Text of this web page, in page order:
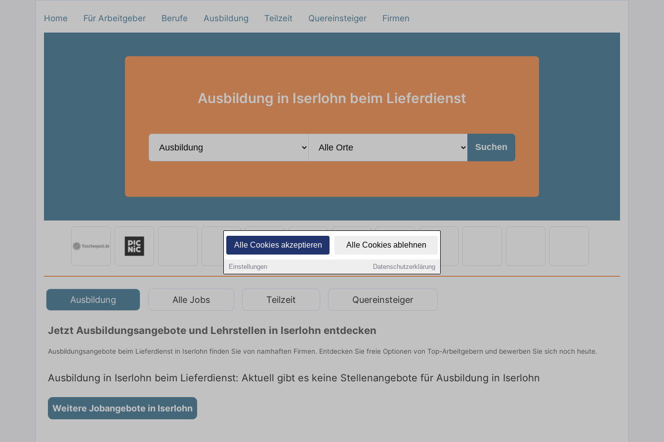
Alle Cookies akzeptieren Alle Cookies ablehnen
Einstellungen Datenschutzerklärung
Home Für Arbeitgeber Berufe Ausbildung Teilzeit Quereinsteiger Firmen
Ausbildung in Iserlohn beim Lieferdienst
Suchen
Ausbildung Alle Jobs Teilzeit Quereinsteiger
Jetzt Ausbildungsangebote und Lehrstellen in Iserlohn entdecken
Ausbildungsangebote beim Lieferdienst in Iserlohn finden Sie von namhaften Firmen. Entdecken Sie freie Optionen von Top-Arbeitgebern und bewerben Sie sich noch heute.
Ausbildung in Iserlohn beim Lieferdienst: Aktuell gibt es keine Stellenangebote für Ausbildung in Iserlohn
Weitere Jobangebote in Iserlohn